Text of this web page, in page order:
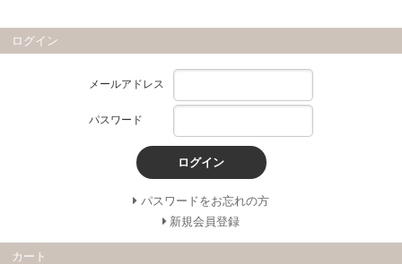
ログイン
メールアドレス
パスワード
ログイン
パスワードをお忘れの方
新規会員登録
カート